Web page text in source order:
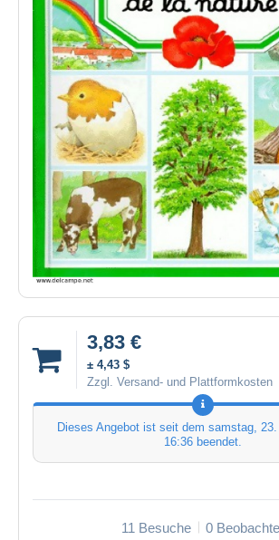
3,83 €
± 4,43 $
Zzgl. Versand- und Plattformkosten
Dieses Angebot ist seit dem samstag,
16:36 beendet.
11 Besuche 0